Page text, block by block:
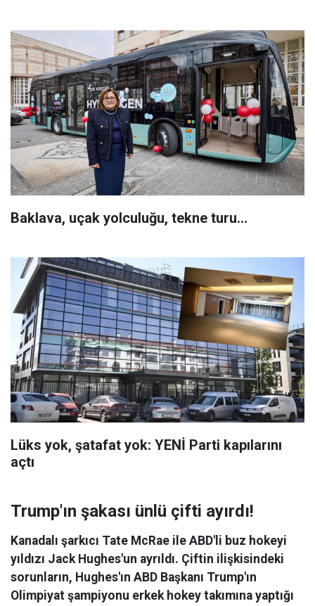
Baklava, uçak yolculuğu, tekne turu...
Lüks yok, şatafat yok: YENİ Parti kapılarını
açtı
Trump'ın şakası ünlü çifti ayırdı!
Kanadalı şarkıcı Tate McRae ile ABD'li buz hokeyi
yıldızı Jack Hughes'un ayrıldı. Çiftin ilişkisindeki
sorunların, Hughes'ın ABD Başkanı Trump'ın
Olimpiyat şampiyonu erkek hokey takımına yaptığı